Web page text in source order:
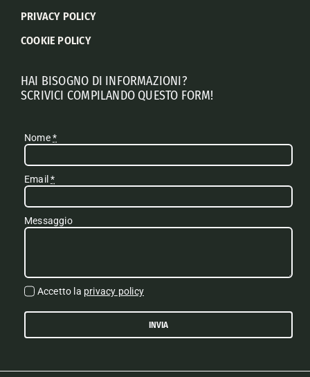
PRIVACY POLICY
COOKIE POLICY
HAI BISOGNO DI INFORMAZIONI?
SCRIVICI COMPILANDO QUESTO FORM!
Nome*
Email*
Messaggio
Accetto la privacy policy
INVIA